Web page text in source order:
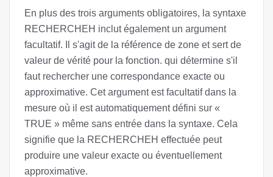
En plus des trois arguments obligatoires, la syntaxe
RECHERCHEH inclut également un argument
facultatif. Il s'agit de la référence de zone et sert de
valeur de vérité pour la fonction. qui détermine s'il
faut rechercher une correspondance exacte ou
approximative. Cet argument est facultatif dans la
mesure où il est automatiquement défini sur «
TRUE » même sans entrée dans la syntaxe. Cela
signifie que la RECHERCHEH effectuée peut
produire une valeur exacte ou éventuellement
approximative.